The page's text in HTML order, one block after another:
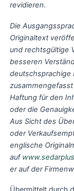
revidieren.
Die
Originaltext
und rechtsgültige
besseren
deutschsprachige
Haftung für den
oder die
Aus Sicht des
oder
englische
auf
er auf der